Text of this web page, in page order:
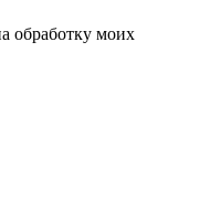
обработку моих